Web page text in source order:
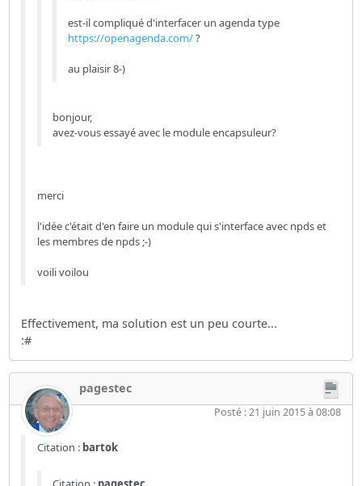
est-il compliqué d'interfacer un agenda type
https://openagenda.com/?
au plaisir 8-)
bonjour,
avez-vous essayé avec le module encapsuleur?
merci
l'idée c'était d'en faire un module qui s'interface avec npds et
les membres de npds ;-)
voili voilou
Effectivement, ma solution est un peu courte...
:#
pagestec
Posté : 21 juin 2015 à 08:08
Citation : bartok